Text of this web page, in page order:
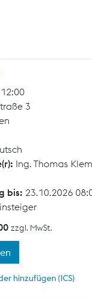
3
Ing. Thomas
bis: 23.10.2026
zzgl. MwSt.
hinzufügen (ICS)